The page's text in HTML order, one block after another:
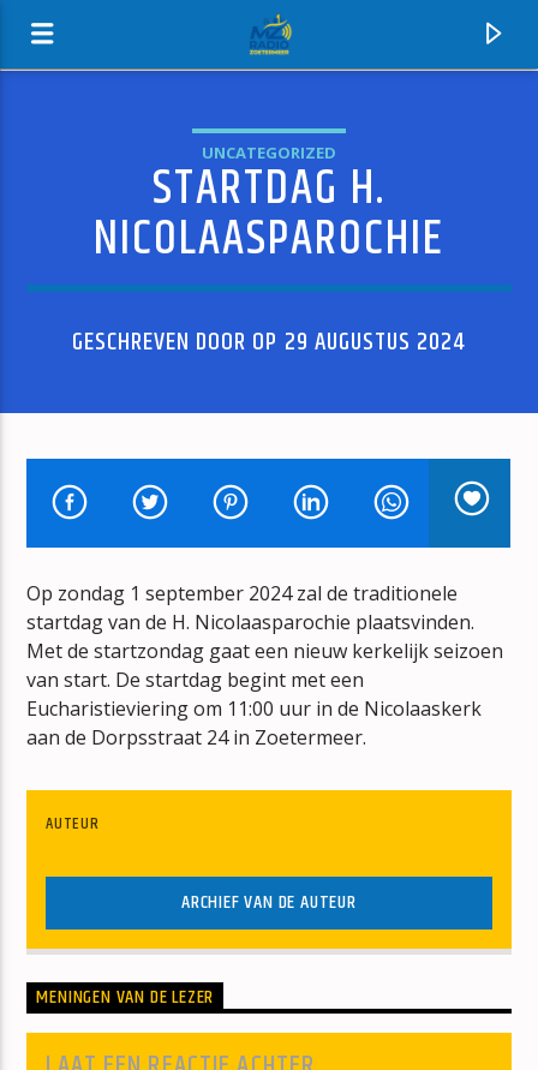
MZ-RADIO
HUIDIG NUMMER
UNDER THE BRIDGE
RED HOT CHILI PEPPERS
UNCATEGORIZED
STARTDAG H.
NICOLAASPAROCHIE
GESCHREVEN DOOR OP 29 AUGUSTUS 2024
Op zondag 1 september 2024 zal de traditionele
startdag van de H. Nicolaasparochie plaatsvinden.
Met de startzondag gaat een nieuw kerkelijk seizoen
van start. De startdag begint met een
Eucharistieviering om 11:00 uur in de Nicolaaskerk
aan de Dorpsstraat 24 in Zoetermeer.
AUTEUR
ARCHIEF VAN DE AUTEUR
MENINGEN VAN DE LEZER